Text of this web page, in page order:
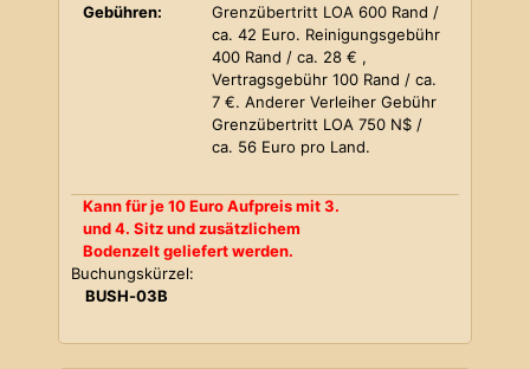
Gebühren:
Grenzübertritt LOA 600 Rand /
ca. 42 Euro. Reinigungsgebühr
400 Rand / ca. 28 € ,
Vertragsgebühr 100 Rand / ca.
7 €. Anderer Verleiher Gebühr
Grenzübertritt LOA 750 N$ /
ca. 56 Euro pro Land.
Kann für je 10 Euro Aufpreis mit 3.
und 4. Sitz und zusätzlichem
Bodenzelt geliefert werden.
Buchungskürzel:
BUSH-03B